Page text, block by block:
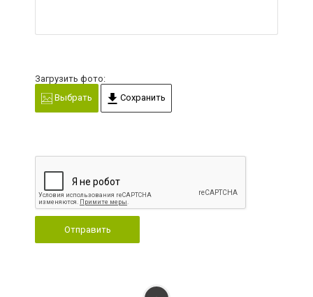
Загрузить фото:
Выбрать
Сохранить
Отправить